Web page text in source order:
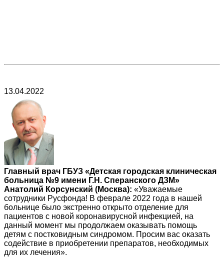
13.04.2022
Главный врач ГБУЗ «Детская городская клиническая
больница №9 имени Г.Н. Сперанского ДЗМ»
Анатолий Корсунский (Москва): «Уважаемые
сотрудники Русфонда! В феврале 2022 года в нашей
больнице было экстренно открыто отделение для
пациентов с новой коронавирусной инфекцией, на
данный момент мы продолжаем оказывать помощь
детям с постковидным синдромом. Просим вас оказать
содействие в приобретении препаратов, необходимых
для их лечения».